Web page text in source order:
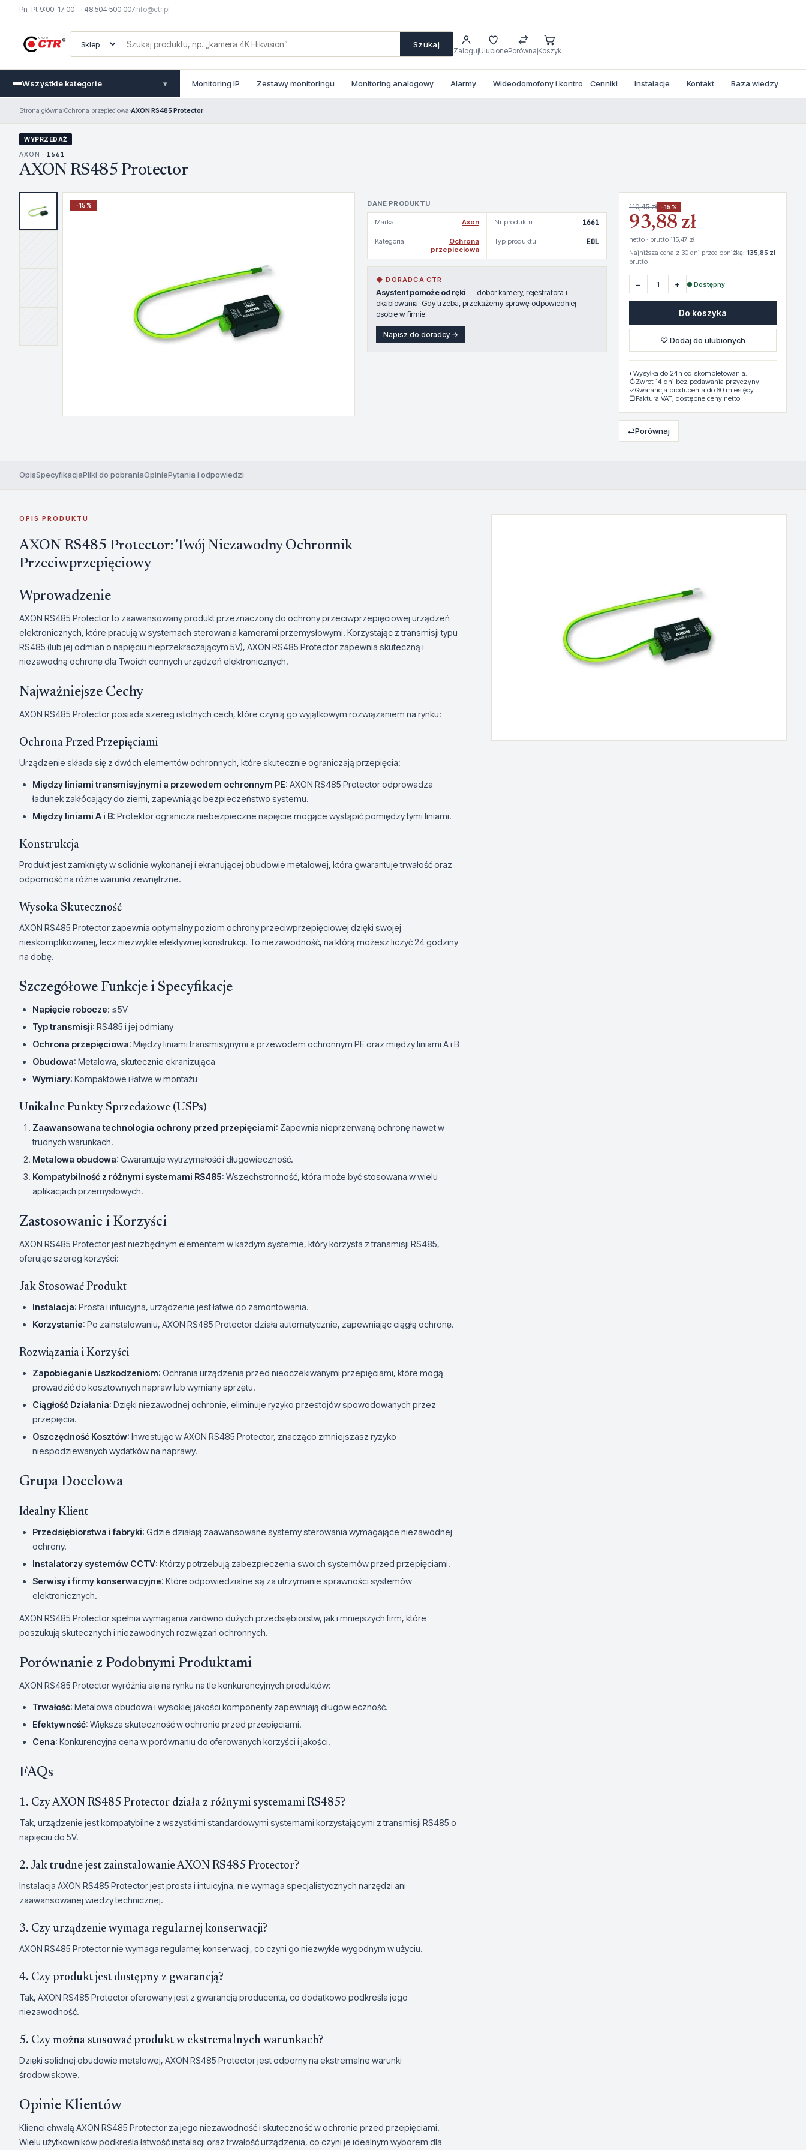
Pn–Pt 9:00–17:00 · +48 504 500 007info@ctr.pl
Szukaj
ZalogujUlubionePorównajKoszyk
Wszystkie kategorie ▾ Monitoring IP Zestawy monitoringu Monitoring analogowy Alarmy Wideodomofony i kontrola dostepu
Cenniki Instalacje Kontakt Baza wiedzy
Strona główna›Ochrona przepieciowa›AXON RS485 Protector
WYPRZEDAŻ
AXON · 1661
AXON RS485 Protector
−15% DANE PRODUKTU
Marka Axon Nr produktu 1661
Kategoria
Ochrona
przepieciowa
Typ produktu EOL
◆ DORADCA CTR
Asystent pomoże od ręki — dobór kamery, rejestratora i
okablowania. Gdy trzeba, przekażemy sprawę odpowiedniej
osobie w firmie.
Napisz do doradcy →
110,45 zł −15%
93,88 zł
netto · brutto 115,47 zł
Najniższa cena z 30 dni przed obniżką: 135,85 zł
brutto
− + ● Dostępny
Do koszyka
♡ Dodaj do ulubionych
◐ Wysyłka do 24h od skompletowania.
↻Zwrot 14 dni bez podawania przyczyny
✓Gwarancja producenta do 60 miesięcy
▢Faktura VAT, dostępne ceny netto
⇄Porównaj
OpisSpecyfikacjaPliki do pobraniaOpiniePytania i odpowiedzi
OPIS PRODUKTU
AXON RS485 Protector: Twój Niezawodny Ochronnik
Przeciwprzepięciowy
Wprowadzenie
AXON RS485 Protector to zaawansowany produkt przeznaczony do ochrony przeciwprzepięciowej urządzeń
elektronicznych, które pracują w systemach sterowania kamerami przemysłowymi. Korzystając z transmisji typu
RS485 (lub jej odmian o napięciu nieprzekraczającym 5V), AXON RS485 Protector zapewnia skuteczną i
niezawodną ochronę dla Twoich cennych urządzeń elektronicznych.
Najważniejsze Cechy
AXON RS485 Protector posiada szereg istotnych cech, które czynią go wyjątkowym rozwiązaniem na rynku:
Ochrona Przed Przepięciami
Urządzenie składa się z dwóch elementów ochronnych, które skutecznie ograniczają przepięcia:
Między liniami transmisyjnymi a przewodem ochronnym PE: AXON RS485 Protector odprowadza
ładunek zakłócający do ziemi, zapewniając bezpieczeństwo systemu.
Między liniami A i B: Protektor ogranicza niebezpieczne napięcie mogące wystąpić pomiędzy tymi liniami.
Konstrukcja
Produkt jest zamknięty w solidnie wykonanej i ekranującej obudowie metalowej, która gwarantuje trwałość oraz
odporność na różne warunki zewnętrzne.
Wysoka Skuteczność
AXON RS485 Protector zapewnia optymalny poziom ochrony przeciwprzepięciowej dzięki swojej
nieskomplikowanej, lecz niezwykle efektywnej konstrukcji. To niezawodność, na którą możesz liczyć 24 godziny
na dobę.
Szczegółowe Funkcje i Specyfikacje
Napięcie robocze: ≤5V
Typ transmisji: RS485 i jej odmiany
Ochrona przepięciowa: Między liniami transmisyjnymi a przewodem ochronnym PE oraz między liniami A i B
Obudowa: Metalowa, skutecznie ekranizująca
Wymiary: Kompaktowe i łatwe w montażu
Unikalne Punkty Sprzedażowe (USPs)
Zaawansowana technologia ochrony przed przepięciami: Zapewnia nieprzerwaną ochronę nawet w
trudnych warunkach.
Metalowa obudowa: Gwarantuje wytrzymałość i długowieczność.
Kompatybilność z różnymi systemami RS485: Wszechstronność, która może być stosowana w wielu
aplikacjach przemysłowych.
Zastosowanie i Korzyści
AXON RS485 Protector jest niezbędnym elementem w każdym systemie, który korzysta z transmisji RS485,
oferując szereg korzyści:
Jak Stosować Produkt
Instalacja: Prosta i intuicyjna, urządzenie jest łatwe do zamontowania.
Korzystanie: Po zainstalowaniu, AXON RS485 Protector działa automatycznie, zapewniając ciągłą ochronę.
Rozwiązania i Korzyści
Zapobieganie Uszkodzeniom: Ochrania urządzenia przed nieoczekiwanymi przepięciami, które mogą
prowadzić do kosztownych napraw lub wymiany sprzętu.
Ciągłość Działania: Dzięki niezawodnej ochronie, eliminuje ryzyko przestojów spowodowanych przez
przepięcia.
Oszczędność Kosztów: Inwestując w AXON RS485 Protector, znacząco zmniejszasz ryzyko
niespodziewanych wydatków na naprawy.
Grupa Docelowa
Idealny Klient
Przedsiębiorstwa i fabryki: Gdzie działają zaawansowane systemy sterowania wymagające niezawodnej
ochrony.
Instalatorzy systemów CCTV: Którzy potrzebują zabezpieczenia swoich systemów przed przepięciami.
Serwisy i firmy konserwacyjne: Które odpowiedzialne są za utrzymanie sprawności systemów
elektronicznych.
AXON RS485 Protector spełnia wymagania zarówno dużych przedsiębiorstw, jak i mniejszych firm, które
poszukują skutecznych i niezawodnych rozwiązań ochronnych.
Porównanie z Podobnymi Produktami
AXON RS485 Protector wyróżnia się na rynku na tle konkurencyjnych produktów:
Trwałość: Metalowa obudowa i wysokiej jakości komponenty zapewniają długowieczność.
Efektywność: Większa skuteczność w ochronie przed przepięciami.
Cena: Konkurencyjna cena w porównaniu do oferowanych korzyści i jakości.
FAQs
1. Czy AXON RS485 Protector działa z różnymi systemami RS485?
Tak, urządzenie jest kompatybilne z wszystkimi standardowymi systemami korzystającymi z transmisji RS485 o
napięciu do 5V.
2. Jak trudne jest zainstalowanie AXON RS485 Protector?
Instalacja AXON RS485 Protector jest prosta i intuicyjna, nie wymaga specjalistycznych narzędzi ani
zaawansowanej wiedzy technicznej.
3. Czy urządzenie wymaga regularnej konserwacji?
AXON RS485 Protector nie wymaga regularnej konserwacji, co czyni go niezwykle wygodnym w użyciu.
4. Czy produkt jest dostępny z gwarancją?
Tak, AXON RS485 Protector oferowany jest z gwarancją producenta, co dodatkowo podkreśla jego
niezawodność.
5. Czy można stosować produkt w ekstremalnych warunkach?
Dzięki solidnej obudowie metalowej, AXON RS485 Protector jest odporny na ekstremalne warunki
środowiskowe.
Opinie Klientów
Klienci chwalą AXON RS485 Protector za jego niezawodność i skuteczność w ochronie przed przepięciami.
Wielu użytkowników podkreśla łatwość instalacji oraz trwałość urządzenia, co czyni je idealnym wyborem dla